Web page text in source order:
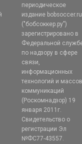
периодическое
издание bobsoccer.ru
("бобсоккер.ру")
зарегистрировано в
Федеральной
по надзору в сфере
связи,
информационных
технологий и
коммуникаций
(Роскомнадзор) 19
января 2011г.
Свидетельство о
регистрации Эл
№ФС77-43557.